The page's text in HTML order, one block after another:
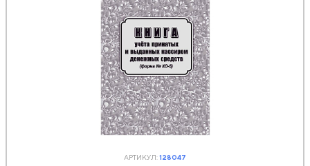
АРТИКУЛ:128047